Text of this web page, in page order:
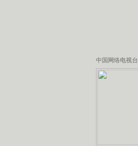
中国网络电视台